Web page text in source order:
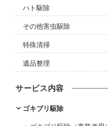
ハト駆除
その他害虫駆除
特殊清掃
遺品整理
サービス内容
ゴキブリ駆除